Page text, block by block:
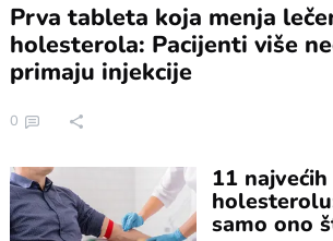
Prva tableta koja menja
holesterola: Pacijenti više
primaju injekcije
0
11
samo ono